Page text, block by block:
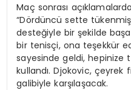
Maç sonrası
“Dördüncü sette
desteğiyle bir şekilde
bir tenisçi, ona teşekkür
sayesinde geldi, hepinize
kullandı. Djokovic, çeyrek
galibiyle karşılaşacak.